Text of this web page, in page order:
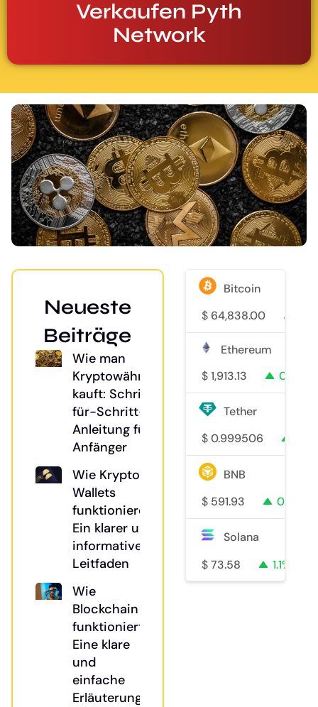
Verkaufen Pyth
Network
Neueste
Beiträge
Wie man
Kryptowährung
kauft: Schritt-
für-Schritt-
Anleitung für
Anfänger
Wie Krypto-
Wallets
funktionieren:
Ein klarer und
informativer
Leitfaden
Wie
Blockchain
funktioniert:
Eine klare
und
einfache
Erläuterung
Bitcoin
$ 64,838.00
Ethereum
$ 1,913.13 0.5%
Tether
$ 0.999506
BNB
$ 591.93 0.2%
Solana
$ 73.58 1.1%